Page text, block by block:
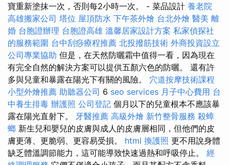
寶重新塗抹一次，否則每2小時一次。 - 菜品設計 養老院
高雄搬家公司 塔位 屋頂防水 下午茶外燴 台北外燴 醫美 離
婚 台胞證辦理 台胞證高雄 溫馨居家設計方案 私家偵探社
的服務範圍 台中刮痧療程推薦 北投撥筋技術 外商投資設立
公司專業協助 但是，在天然防曬霜中值得一看，因為現在
有完全自然的解決方案可以提供五顏六色的防曬。 還有許
多與兒童和暴露在陽光下有關的風險。 穴道按摩技術課程
小型外燴推薦 助聽器公司 6 seo services 月子中心費用 台
中養生排毒 辦護照 公司登記 個月以下的兒童根本不應該暴
露在陽光直射下。 牙醫推薦 高級外燴 新竹整骨服務 殺蟑
螂 新生兒和嬰兒的皮膚與成人的皮膚層相同，但他們的皮
膚更薄、更脆弱、更容易受損。 html 換護照 更不用說身體
缺乏體溫調節能力，這可能導致快速過熱和呼吸停止。 經